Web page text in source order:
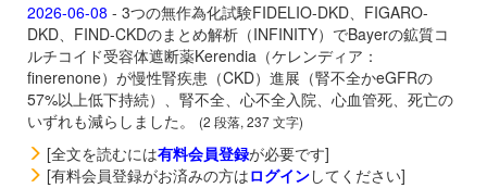
2026-06-08 - 3つの無作為化試験FIDELIO-DKD、FIGARO-
DKD、FIND-CKDのまとめ解析（INFINITY）でBayerの鉱質コ
ルチコイド受容体遮断薬Kerendia（ケレンディア：
finerenone）が慢性腎疾患（CKD）進展（腎不全かeGFRの
57%以上低下持続）、腎不全、心不全入院、心血管死、死亡の
いずれも減らしました。
(2 段落, 237 文字)
[全文を読むには有料会員登録が必要です]
[有料会員登録がお済みの方はログインしてください]